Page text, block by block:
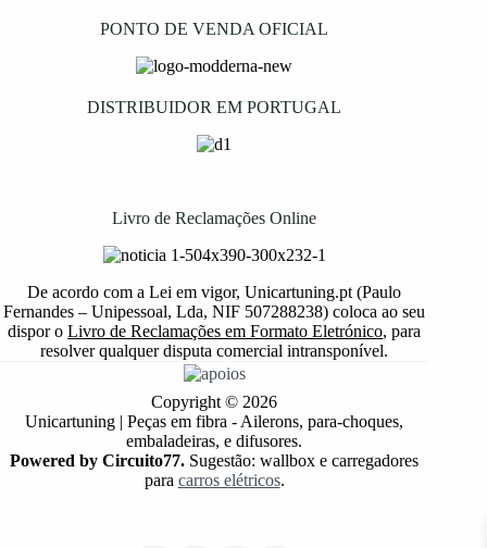
PONTO DE VENDA OFICIAL
DISTRIBUIDOR EM PORTUGAL
Livro de Reclamações Online
De acordo com a Lei em vigor, Unicartuning.pt (Paulo
Fernandes – Unipessoal, Lda, NIF 507288238) coloca ao seu
dispor oLivro de Reclamações em Formato Eletrónico, para
resolver qualquer disputa comercial intransponível.
Copyright © 2026
Unicartuning | Peças em fibra - Ailerons, para-choques,
embaladeiras, e difusores.
Powered by Circuito77. Sugestão: wallbox e carregadores
para carros elétricos.